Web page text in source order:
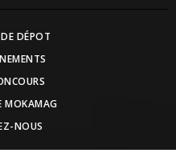
DÉPOT
MOKAMAG
NOUS